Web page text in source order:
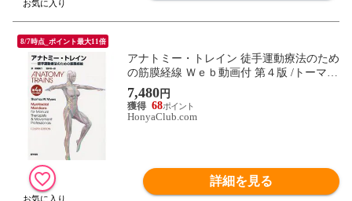
8/7時点_ポイント最大11倍
アナトミー・トレイン 徒手運動療法のため
の筋膜経線 Ｗｅｂ動画付 第４版 /トーマ
ス・Ｗ．メイヤ 板場英行 石井慎一郎
7,480円
68
HonyaClub.com
詳細を見る